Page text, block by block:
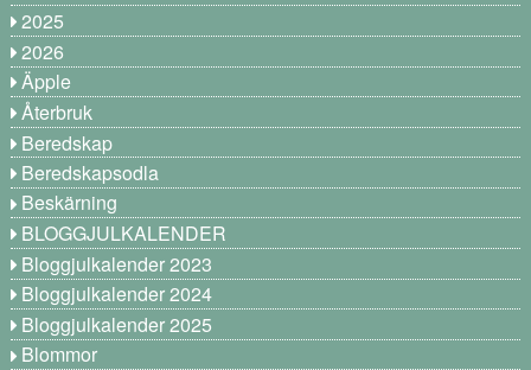
2025
2026
Äpple
Återbruk
Beredskap
Beredskapsodla
Beskärning
BLOGGJULKALENDER
Bloggjulkalender 2023
Bloggjulkalender 2024
Bloggjulkalender 2025
Blommor